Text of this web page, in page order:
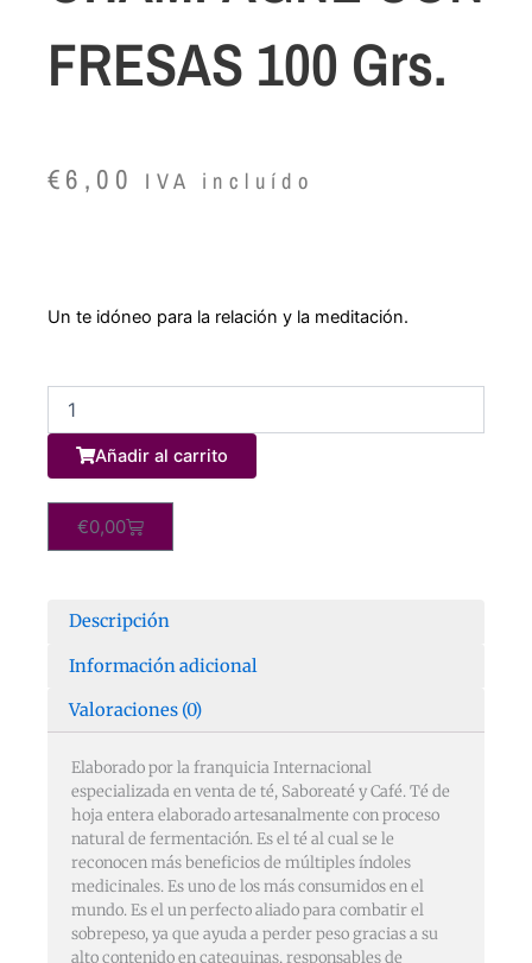
FRESAS 100 Grs.
€6,00 IVA incluído
Un te idóneo para la relación y la meditación.
frutas,
gominolas
gramos
Añadir al carrito
€0,00Carrito
Descripción
Información adicional
Valoraciones (0)
Elaborado por la franquicia Internacional
especializada en venta de té, Saboreaté y Café. Té de
hoja entera elaborado artesanalmente con proceso
natural de fermentación. Es el té al cual se le
reconocen más beneficios de múltiples índoles
medicinales. Es uno de los más consumidos en el
mundo. Es el un perfecto aliado para combatir el
sobrepeso, ya que ayuda a perder peso gracias a su
alto contenido en catequinas, responsables de